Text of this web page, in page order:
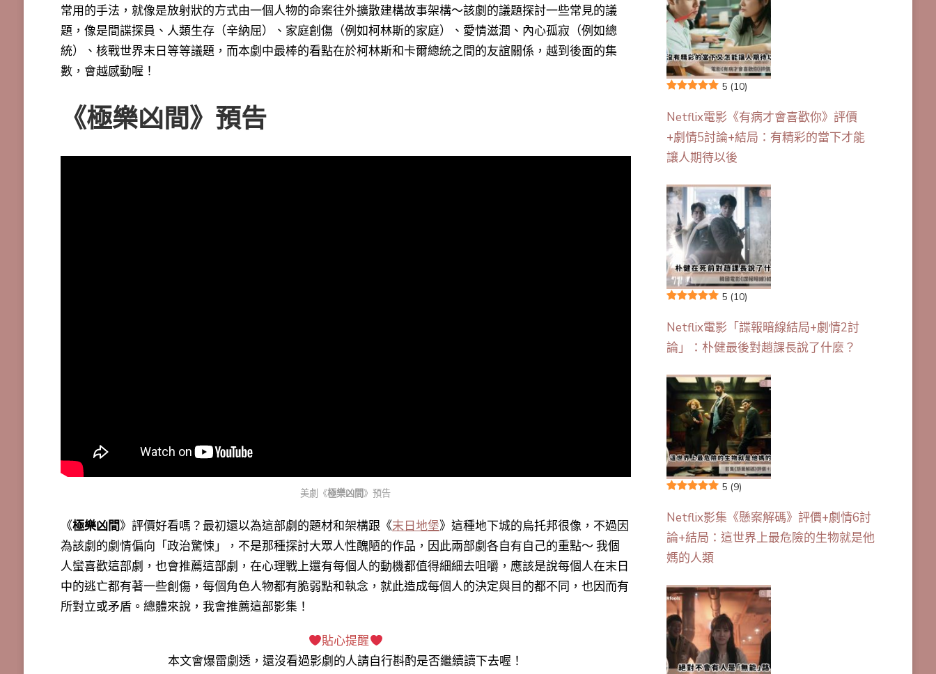
常用的手法，就像是放射狀的方式由一個人物的命案往外擴散建構故事架構～該劇的議題探討一些常見的議
題，像是間諜探員、人類生存（辛納屈）、家庭創傷（例如柯林斯的家庭）、愛情滋潤、內心孤寂（例如總
統）、核戰世界末日等等議題，而本劇中最棒的看點在於柯林斯和卡爾總統之間的友誼關係，越到後面的集
數，會越感動喔！
《極樂凶間》預告
美劇《極樂凶間》預告
《極樂凶間》評價好看嗎？最初還以為這部劇的題材和架構跟《末日地堡》這種地下城的烏托邦很像，不過因
為該劇的劇情偏向「政治驚悚」，不是那種探討大眾人性醜陋的作品，因此兩部劇各自有自己的重點～ 我個
人蠻喜歡這部劇，也會推薦這部劇，在心理戰上還有每個人的動機都值得細細去咀嚼，應該是說每個人在末日
中的逃亡都有著一些創傷，每個角色人物都有脆弱點和執念，就此造成每個人的決定與目的都不同，也因而有
所對立或矛盾。總體來說，我會推薦這部影集！
貼心提醒
本文會爆雷劇透 ，還沒看過影劇的人請自行斟酌是否繼續讀下去喔！
5 (10)
Netflix電影《有病才會喜歡你》評價
+劇情5討論+結局：有精彩的當下才能
讓人期待以後
5 (10)
Netflix電影「諜報暗線結局+劇情2討
論」：朴健最後對趙課長說了什麼？
5 (9)
Netflix影集《懸案解碼》評價+劇情6討
論+結局：這世界上最危險的生物就是他
媽的人類